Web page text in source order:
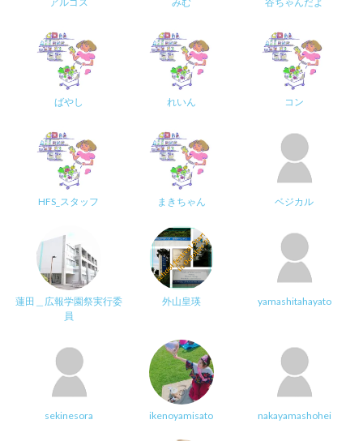
ばやし れいん コン
HFS_スタッフ まきちゃん ベジカル
蓮田＿広報学園祭実行委
員
外山皇瑛 yamashitahayato
sekinesora ikenoyamisato nakayamashohei